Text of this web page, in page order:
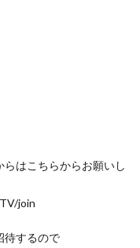
はこちらからお願いし
join
待するので